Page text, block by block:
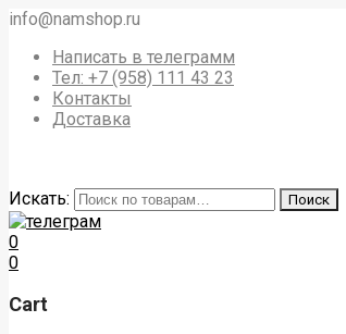
info@namshop.ru
Написать в телеграмм
Тел: +7 (958) 111 43 23
Контакты
Доставка
Искать: Поиск
0
0
Cart